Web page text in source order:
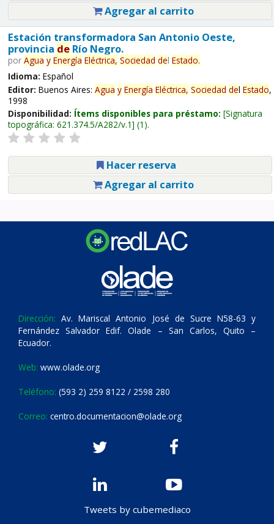
Agregar al carrito
Estación transformadora San Antonio Oeste,
provincia deRío Negro.
por Agua y Energía Eléctrica, Sociedad del Estado.
Idioma: Español
Editor: Buenos Aires: Agua y Energía Eléctrica, Sociedad del Estado,
1998
Disponibilidad: Ítems disponibles para préstamo: Signatura
topográfica: 621.374.5/A282/v.1 (1).
Hacer reserva
Agregar al carrito
Dirección: Av. Mariscal Antonio José de Sucre N58-63 y
Fernández Salvador Edif. Olade – San Carlos, Quito –
Ecuador.
Web: www.olade.org
Teléfono: (593 2) 259 8122 / 2598 280
Correo: centro.documentacion@olade.org
Tweets by cubemediaco